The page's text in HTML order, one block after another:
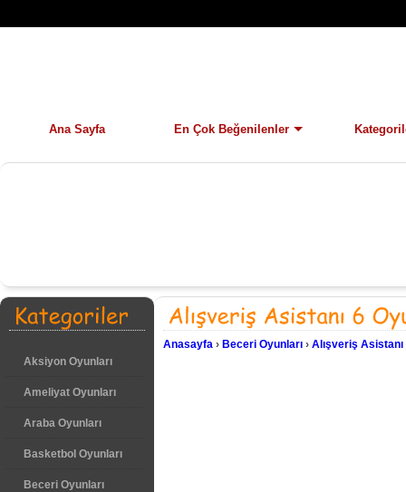
Ana Sayfa En Çok Beğenilenler
Aksiyon Oyunları
Ameliyat Oyunları
Araba Oyunları
Basketbol Oyunları
Beceri Oyunları
Anasayfa › Beceri Oyunları › Alışveriş